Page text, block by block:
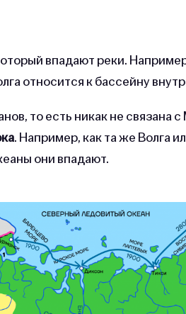
впадают реки.
относится к бассейну
то есть никак не связана
. Например, как та же Волга
они впадают.